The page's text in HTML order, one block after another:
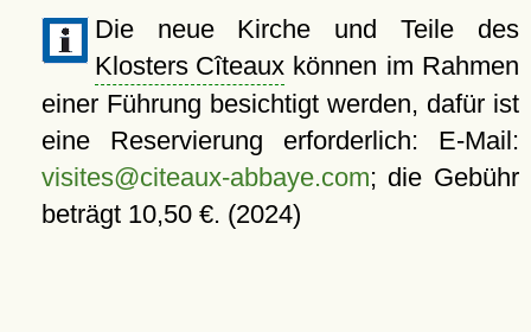
Die neue Kirche und Teile des
Klosters Cîteauxkönnen im Rahmen
einer Führung besichtigt werden, dafür ist
eine Reservierung erforderlich: E-Mail:
visites@citeaux-abbaye.com; die Gebühr
beträgt 10,50 €. (2024)